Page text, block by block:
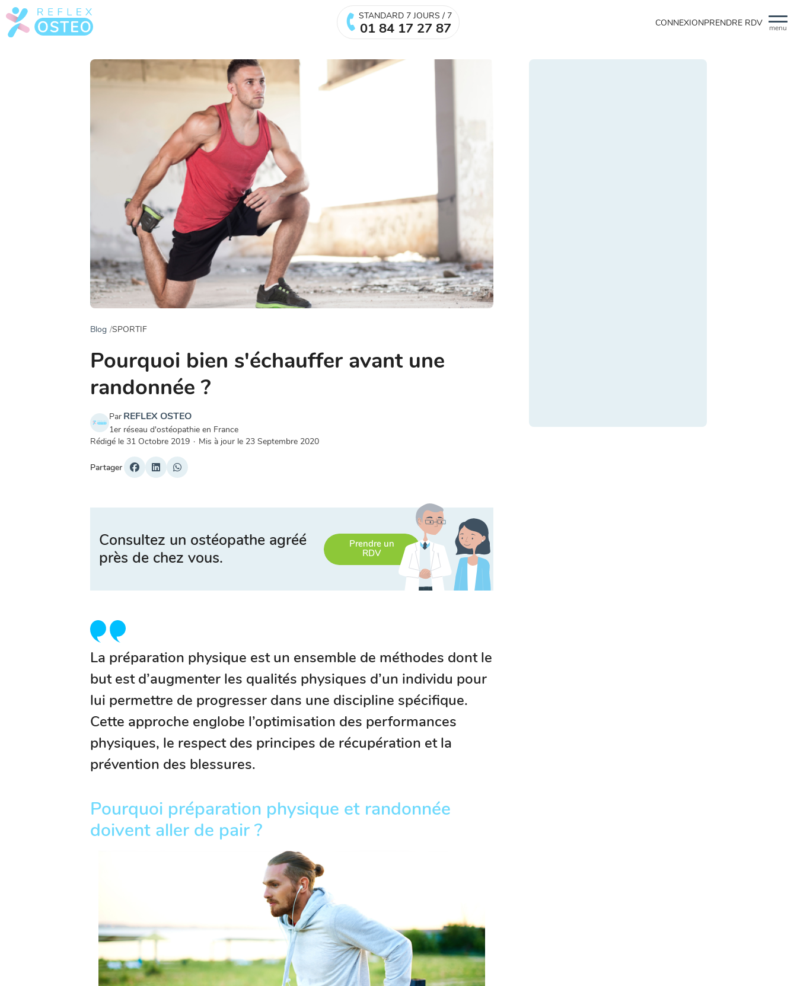
menu
STANDARD 7 JOURS / 7
01 84 17 27 87 CONNEXIONPRENDRE RDV
Blog SPORTIF
Pourquoi bien s'échauffer avant une
randonnée ?
Par REFLEX OSTEO
1er réseau d'ostéopathie en France
Rédigé le 31 Octobre 2019 · Mis à jour le 23 Septembre 2020
Partager
Consultez un ostéopathe agréé
près de chez vous.
Prendre un
RDV
La préparation physique est un ensemble de méthodes dont le
but est d’augmenter les qualités physiques d’un individu pour
lui permettre de progresser dans une discipline spécifique.
Cette approche englobe l’optimisation des performances
physiques, le respect des principes de récupération et la
prévention des blessures.
Pourquoi préparation physique et randonnée
doivent aller de pair ?